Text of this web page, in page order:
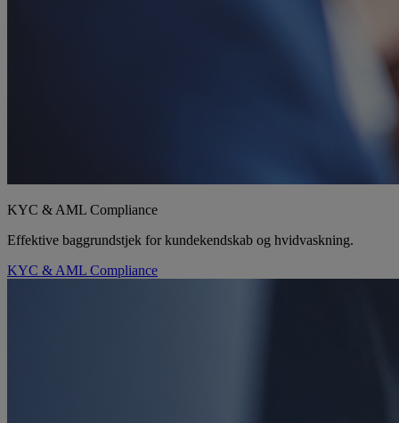
KYC & AML Compliance
Effektive baggrundstjek for kundekendskab og hvidvaskning.
KYC & AML Compliance